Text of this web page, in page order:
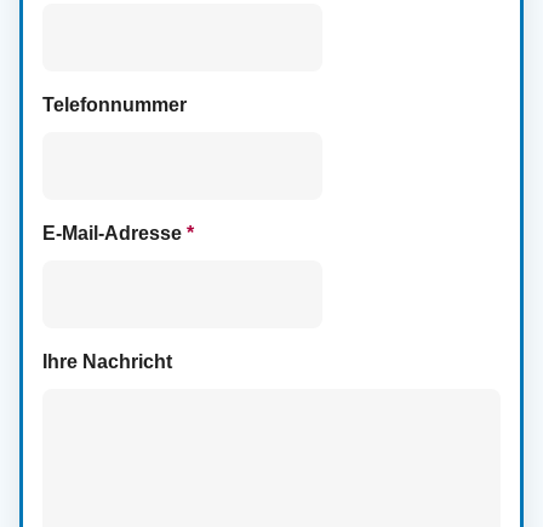
Telefonnummer
E-Mail-Adresse *
Ihre Nachricht